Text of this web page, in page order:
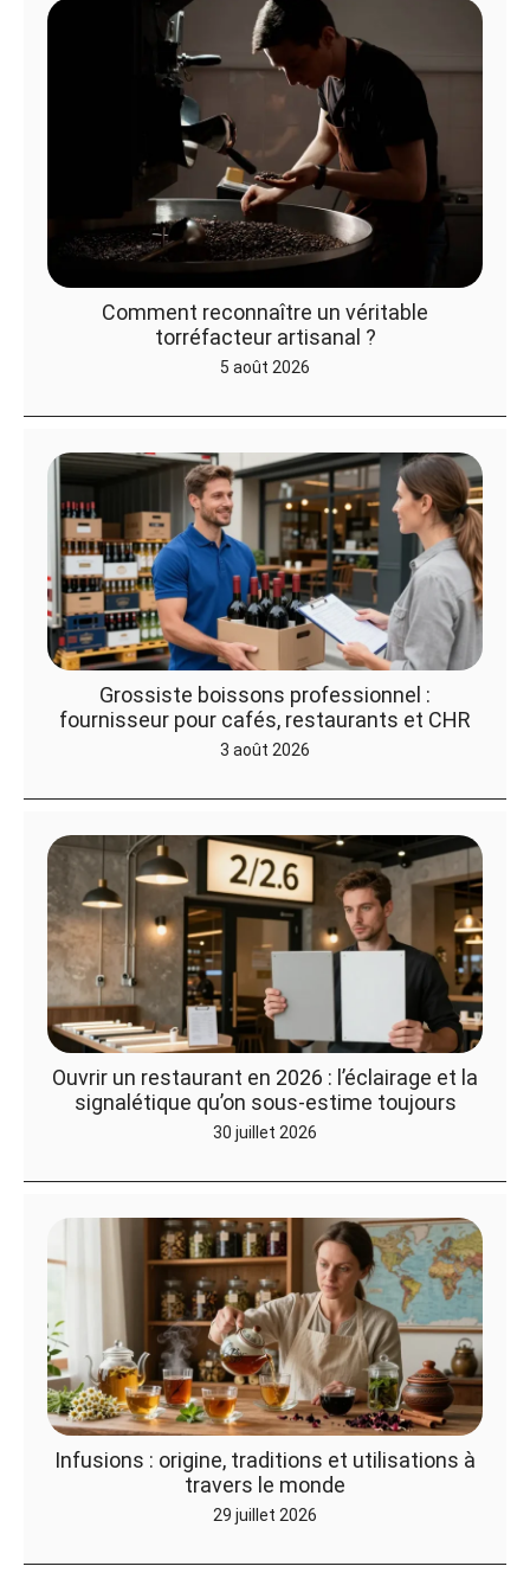
Comment reconnaître un véritable
torréfacteur artisanal ?
5 août 2026
Grossiste boissons professionnel :
fournisseur pour cafés, restaurants et CHR
3 août 2026
Ouvrir un restaurant en 2026 : l’éclairage et la
signalétique qu’on sous-estime toujours
30 juillet 2026
Infusions : origine, traditions et utilisations à
travers le monde
29 juillet 2026